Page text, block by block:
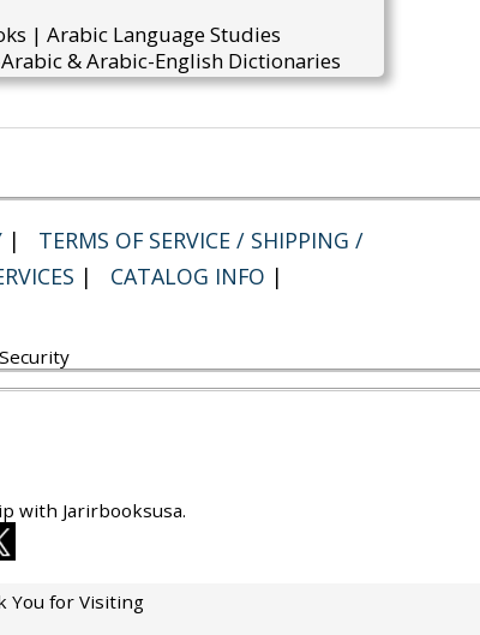
| Arabic Language Studies
& Arabic-English Dictionaries
|
TERMS OF SERVICE / SHIPPING /
| CATALOG INFO |
with Jarirbooksusa.
You for Visiting